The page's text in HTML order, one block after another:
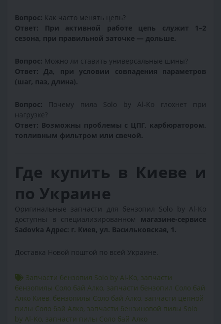
Вопрос: Как часто менять цепь?
Ответ: При активной работе цепь служит 1–2
сезона, при правильной заточке — дольше.
Вопрос: Можно ли ставить универсальные шины?
Ответ: Да, при условии совпадения параметров
(шаг, паз, длина).
Вопрос: Почему пила Solo by Al-Ko глохнет при
нагрузке?
Ответ: Возможны проблемы с ЦПГ, карбюратором,
топливным фильтром или свечой.
Где купить в Киеве и
по Украине
Оригинальные запчасти для бензопил Solo by Al-Ko
доступны в специализированном магазине-сервисе
Sadovka Адрес: г. Киев, ул. Васильковская, 1.
Доставка Новой поштой по всей Украине.
Запчасти бензопил Solo by Al-Ko, запчасти
бензопилы Соло бай Алко, запчасти бензопил Соло бай
Алко Киев, бензопилы Соло бай Алко, запчасти цепной
пилы Соло бай Алко, запчасти бензиновой пилы Solo
by Al-Ko, запчасти пилы Соло бай Алко